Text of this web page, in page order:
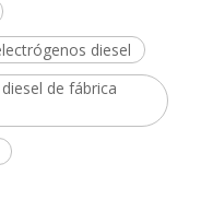
diesel
de fábrica